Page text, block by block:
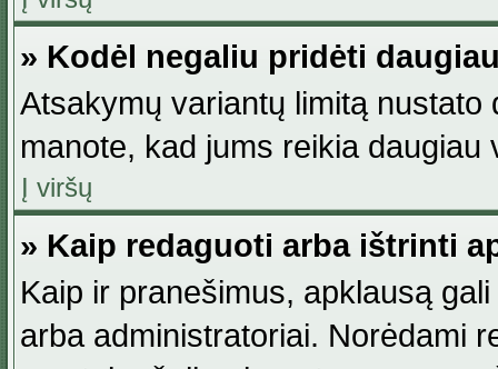
» Kodėl negaliu pridėti
Atsakymų variantų limitą
manote, kad jums reikia daugiau
Į viršų
» Kaip redaguoti arba ištrinti
Kaip ir pranešimus, apklausą
arba administratoriai. Norėdami